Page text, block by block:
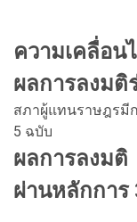
ความเคลื่อน
ผลการลงมติ
สภาผู้แทนราษฎรมี
5 ฉบับ
ผลการลงมติ
ผ่านหลักการ